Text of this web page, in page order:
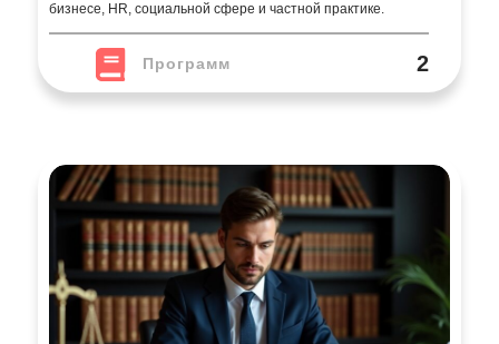
бизнесе, HR, социальной сфере и частной практике.
Программ 2